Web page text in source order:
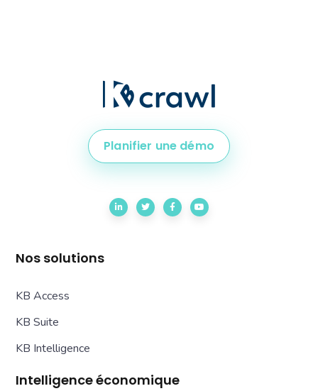
Planifier une démo
Nos solutions
KB Access
KB Suite
KB Intelligence
Intelligence économique